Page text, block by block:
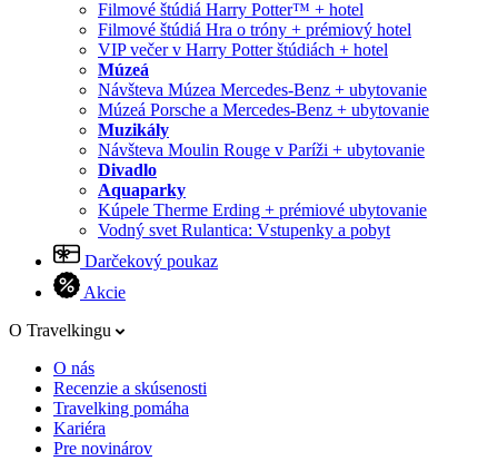
Filmové štúdiá Harry Potter™ + hotel
Filmové štúdiá Hra o tróny + prémiový hotel
VIP večer v Harry Potter štúdiách + hotel
Múzeá
Návšteva Múzea Mercedes-Benz + ubytovanie
Múzeá Porsche a Mercedes-Benz + ubytovanie
Muzikály
Návšteva Moulin Rouge v Paríži + ubytovanie
Divadlo
Aquaparky
Kúpele Therme Erding + prémiové ubytovanie
Vodný svet Rulantica: Vstupenky a pobyt
Darčekový poukaz
Akcie
O Travelkingu
O nás
Recenzie a skúsenosti
Travelking pomáha
Kariéra
Pre novinárov